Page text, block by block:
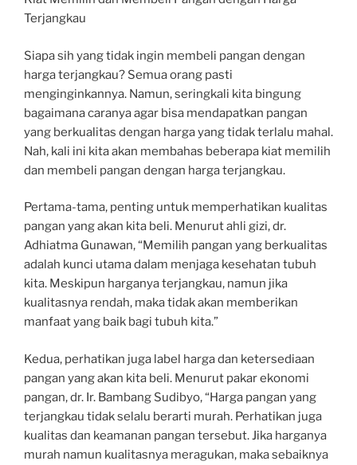
Terjangkau
Siapa sih yang tidak ingin membeli pangan dengan
harga terjangkau? Semua orang pasti
menginginkannya. Namun, seringkali kita bingung
bagaimana caranya agar bisa mendapatkan pangan
yang berkualitas dengan harga yang tidak terlalu mahal.
Nah, kali ini kita akan membahas beberapa kiat memilih
dan membeli pangan dengan harga terjangkau.
Pertama-tama, penting untuk memperhatikan kualitas
pangan yang akan kita beli. Menurut ahli gizi, dr.
Adhiatma Gunawan, “Memilih pangan yang berkualitas
adalah kunci utama dalam menjaga kesehatan tubuh
kita. Meskipun harganya terjangkau, namun jika
kualitasnya rendah, maka tidak akan memberikan
manfaat yang baik bagi tubuh kita.”
Kedua, perhatikan juga label harga dan ketersediaan
pangan yang akan kita beli. Menurut pakar ekonomi
pangan, dr. Ir. Bambang Sudibyo, “Harga pangan yang
terjangkau tidak selalu berarti murah. Perhatikan juga
kualitas dan keamanan pangan tersebut. Jika harganya
murah namun kualitasnya meragukan, maka sebaiknya